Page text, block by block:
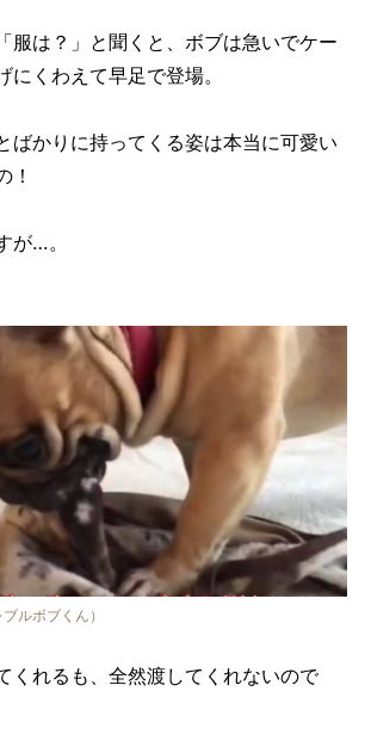
服は？」と聞くと、ボブは急いでケー
にくわえて早足で登場。
ばかりに持ってくる姿は本当に可愛い
！
が…。
ルボブくん）
くれるも、全然渡してくれないので